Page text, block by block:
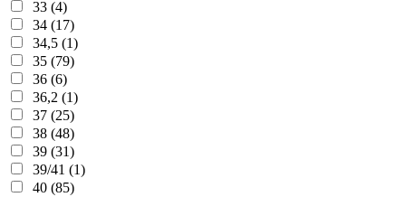
33 (4)
34 (17)
34,5 (1)
35 (79)
36 (6)
36,2 (1)
37 (25)
38 (48)
39 (31)
39/41 (1)
40 (85)